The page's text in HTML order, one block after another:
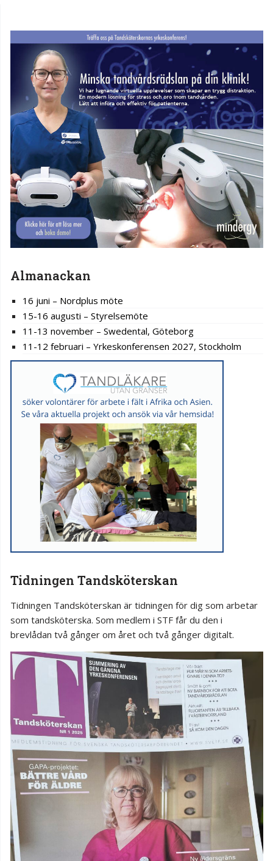
Almanackan
16 juni – Nordplus möte
15-16 augusti – Styrelsemöte
11-13 november – Swedental, Göteborg
11-12 februari – Yrkeskonferensen 2027, Stockholm
Tidningen Tandsköterskan
Tidningen Tandsköterskan är tidningen för dig som arbetar
som tandsköterska. Som medlem i STF får du den i
brevlådan två gånger om året och två gånger digitalt.